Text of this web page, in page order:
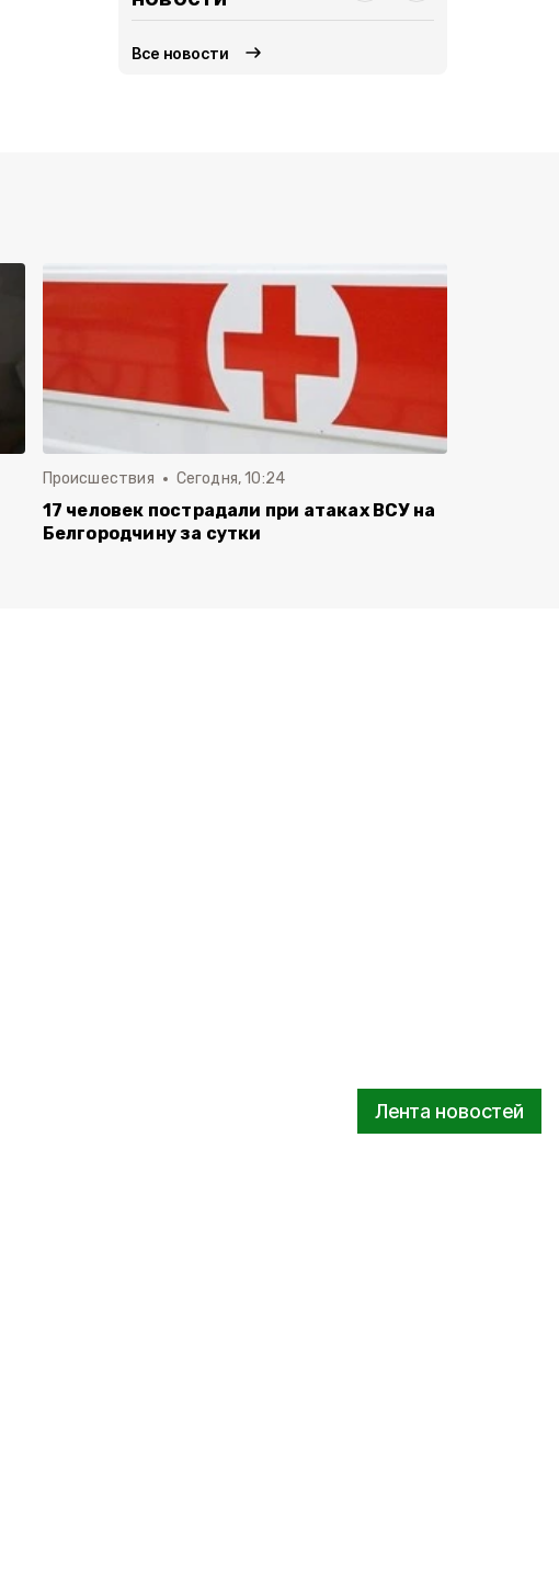
Лента новостей
Все новости
Происшествия Сегодня, 10:24
17 человек пострадали при атаках ВСУ на
Белгородчину за сутки